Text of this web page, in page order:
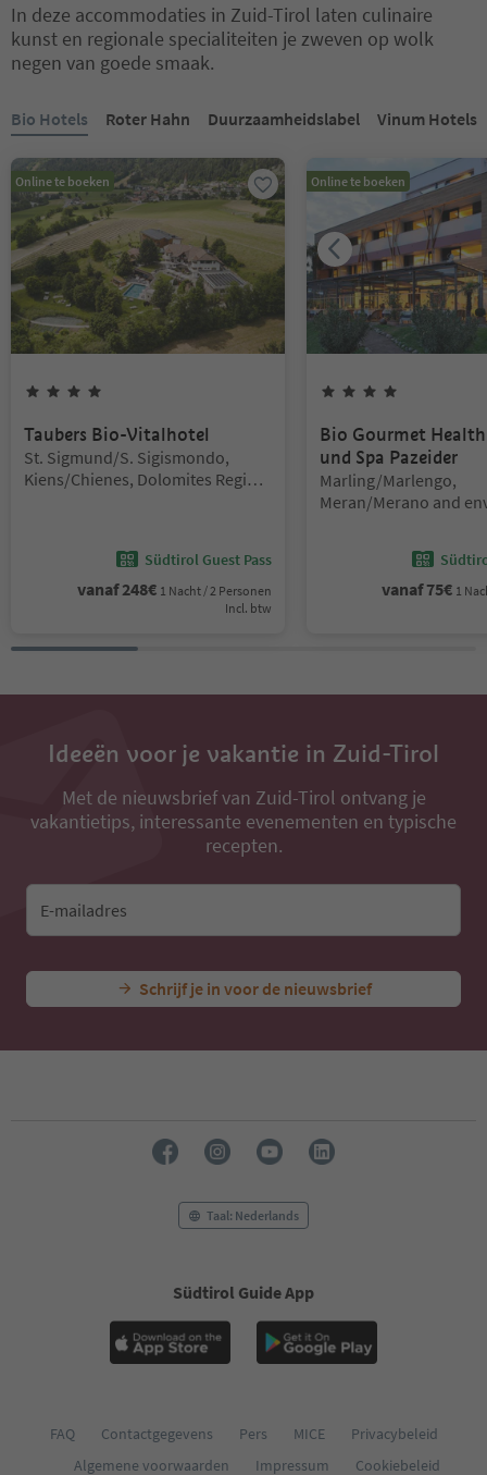
In deze accommodaties in Zuid-Tirol laten culinaire
kunst en regionale specialiteiten je zweven op wolk
negen van goede smaak.
Bio Hotels Roter Hahn Duurzaamheidslabel Vinum Hotels
Online te boeken
Taubers Bio-Vitalhotel
Locatie:
St. Sigmund/S. Sigismondo,
Kiens/Chienes, Dolomites Region
Südtirol Guest Pass
vanaf248€ 1 Nacht / 2 Personen
Incl. btw
Online te boeken
Bio Gourmet
und Spa Pazeider
Locatie:
Marling/Marlengo,
Meran/Merano and
vanaf75€ 1
Ideeën voor je vakantie in Zuid-Tirol
Met de nieuwsbrief van Zuid-Tirol ontvang je
vakantietips, interessante evenementen en typische
recepten.
E-mailadres
Schrijf je in voor de nieuwsbrief
Taal: Nederlands
Südtirol Guide App
FAQ Contactgegevens Pers MICE
Privacybeleid
Algemene voorwaarden
Impressum Cookiebeleid